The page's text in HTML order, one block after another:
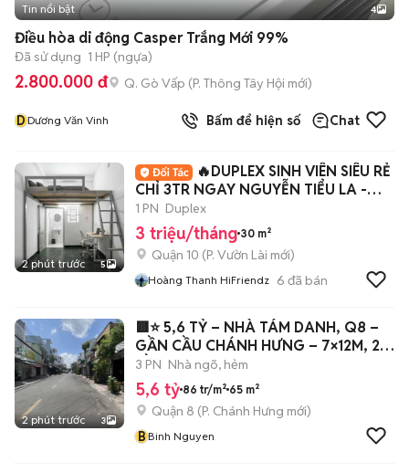
Tin nổi bật 4
Điều hòa di động Casper Trắng Mới 99%
Đã sử dụng 1 HP (ngựa)
2.800.000 đ Q. Gò Vấp (P. Thông Tây Hội mới)
DDương Văn Vinh Bấm để hiện số Chat
2 phút trước 5
🔥DUPLEX SINH VIÊN SIÊU RẺ
CHỈ 3TR NGAY NGUYỄN TIỂU LA -
Q10🔥
1 PN Duplex
3 triệu/tháng 30 m²
Quận 10 (P. Vườn Lài mới)
Hoàng Thanh HiFriendz 6 đã bán
2 phút trước 3
🟥⭐ 5,6 TỶ – NHÀ TÁM DANH, Q8 –
GẦN CẦU CHÁNH HƯNG – 7×12M, 2
TẦNG ⭐🟥
3 PN Nhà ngõ, hẻm
5,6 tỷ 86 tr/m² 65 m²
Quận 8 (P. Chánh Hưng mới)
BBinh Nguyen